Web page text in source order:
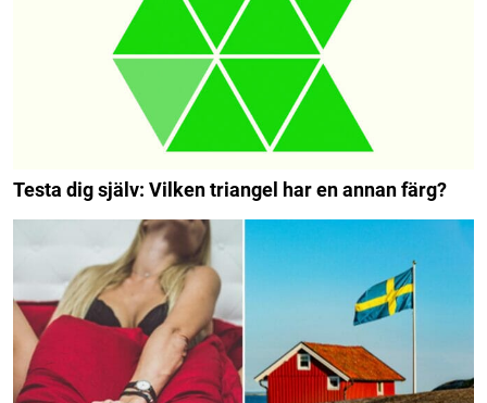
Testa dig själv: Vilken triangel har en annan färg?